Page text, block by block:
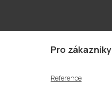
Z
Pro zákazníky
Reference